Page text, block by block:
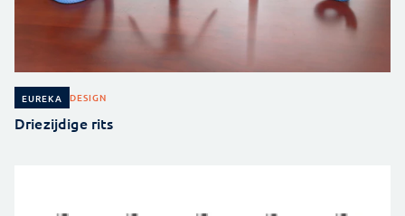
EUREKA DESIGN
Driezijdige rits